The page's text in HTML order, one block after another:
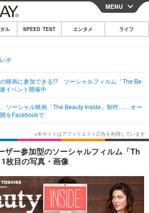
CLOSE
その他
韓国・芸能
スポーツ
グルメ
ショッピング
方法
MENU
ル SPEED TEST エンタメ ライフ
ポ
映画に参加できる!? ソーシャルフィルム「The Be
イベント開催中
ソーシャル映画「The Beauty Inside」制作……オー
をFacebookで
ザー参加型のソーシャルフィルム「Th
枚目の写真・画像